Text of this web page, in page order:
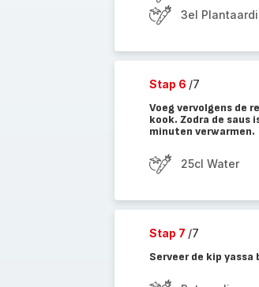
3el
Stap 6 /7
Voeg vervolgens de
kook. Zodra de saus
minuten verwarmen.
25cl Water
Stap 7 /7
Serveer de kip